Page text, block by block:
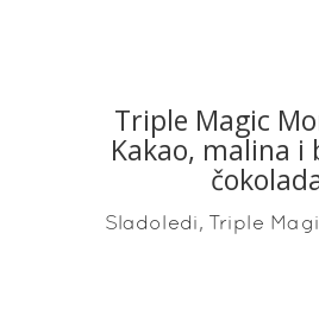
READ
Triple Magic
Kakao, malina i
Sladoledi, Triple